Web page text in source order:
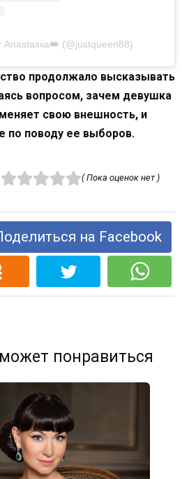
Anastasiia👑 (@justqueen88)
продолжало высказывать
вопросом, зачем девушка
свою внешность, и
по поводу ее выборов.
( Пока оценок нет )
на Facebook
понравиться